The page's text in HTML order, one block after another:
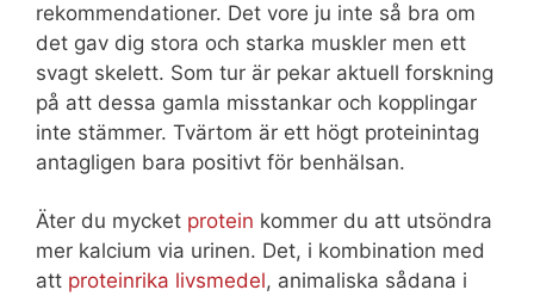
rekommendationer. Det vore ju inte så bra om
det gav dig stora och starka muskler men ett
svagt skelett. Som tur är pekar aktuell forskning
på att dessa gamla misstankar och kopplingar
inte stämmer. Tvärtom är ett högt proteinintag
antagligen bara positivt för benhälsan.
Äter du mycket protein kommer du att utsöndra
mer kalcium via urinen. Det, i kombination med
att proteinrika livsmedel, animaliska sådana i